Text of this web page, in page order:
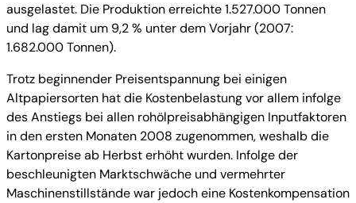
ausgelastet. Die Produktion erreichte 1.527.000 Tonnen
und lag damit um 9,2 % unter dem Vorjahr (2007:
1.682.000 Tonnen).
Trotz beginnender Preisentspannung bei einigen
Altpapiersorten hat die Kostenbelastung vor allem infolge
des Anstiegs bei allen rohölpreisabhängigen Inputfaktoren
in den ersten Monaten 2008 zugenommen, weshalb die
Kartonpreise ab Herbst erhöht wurden. Infolge der
beschleunigten Marktschwäche und vermehrter
Maschinenstillstände war jedoch eine Kostenkompensation